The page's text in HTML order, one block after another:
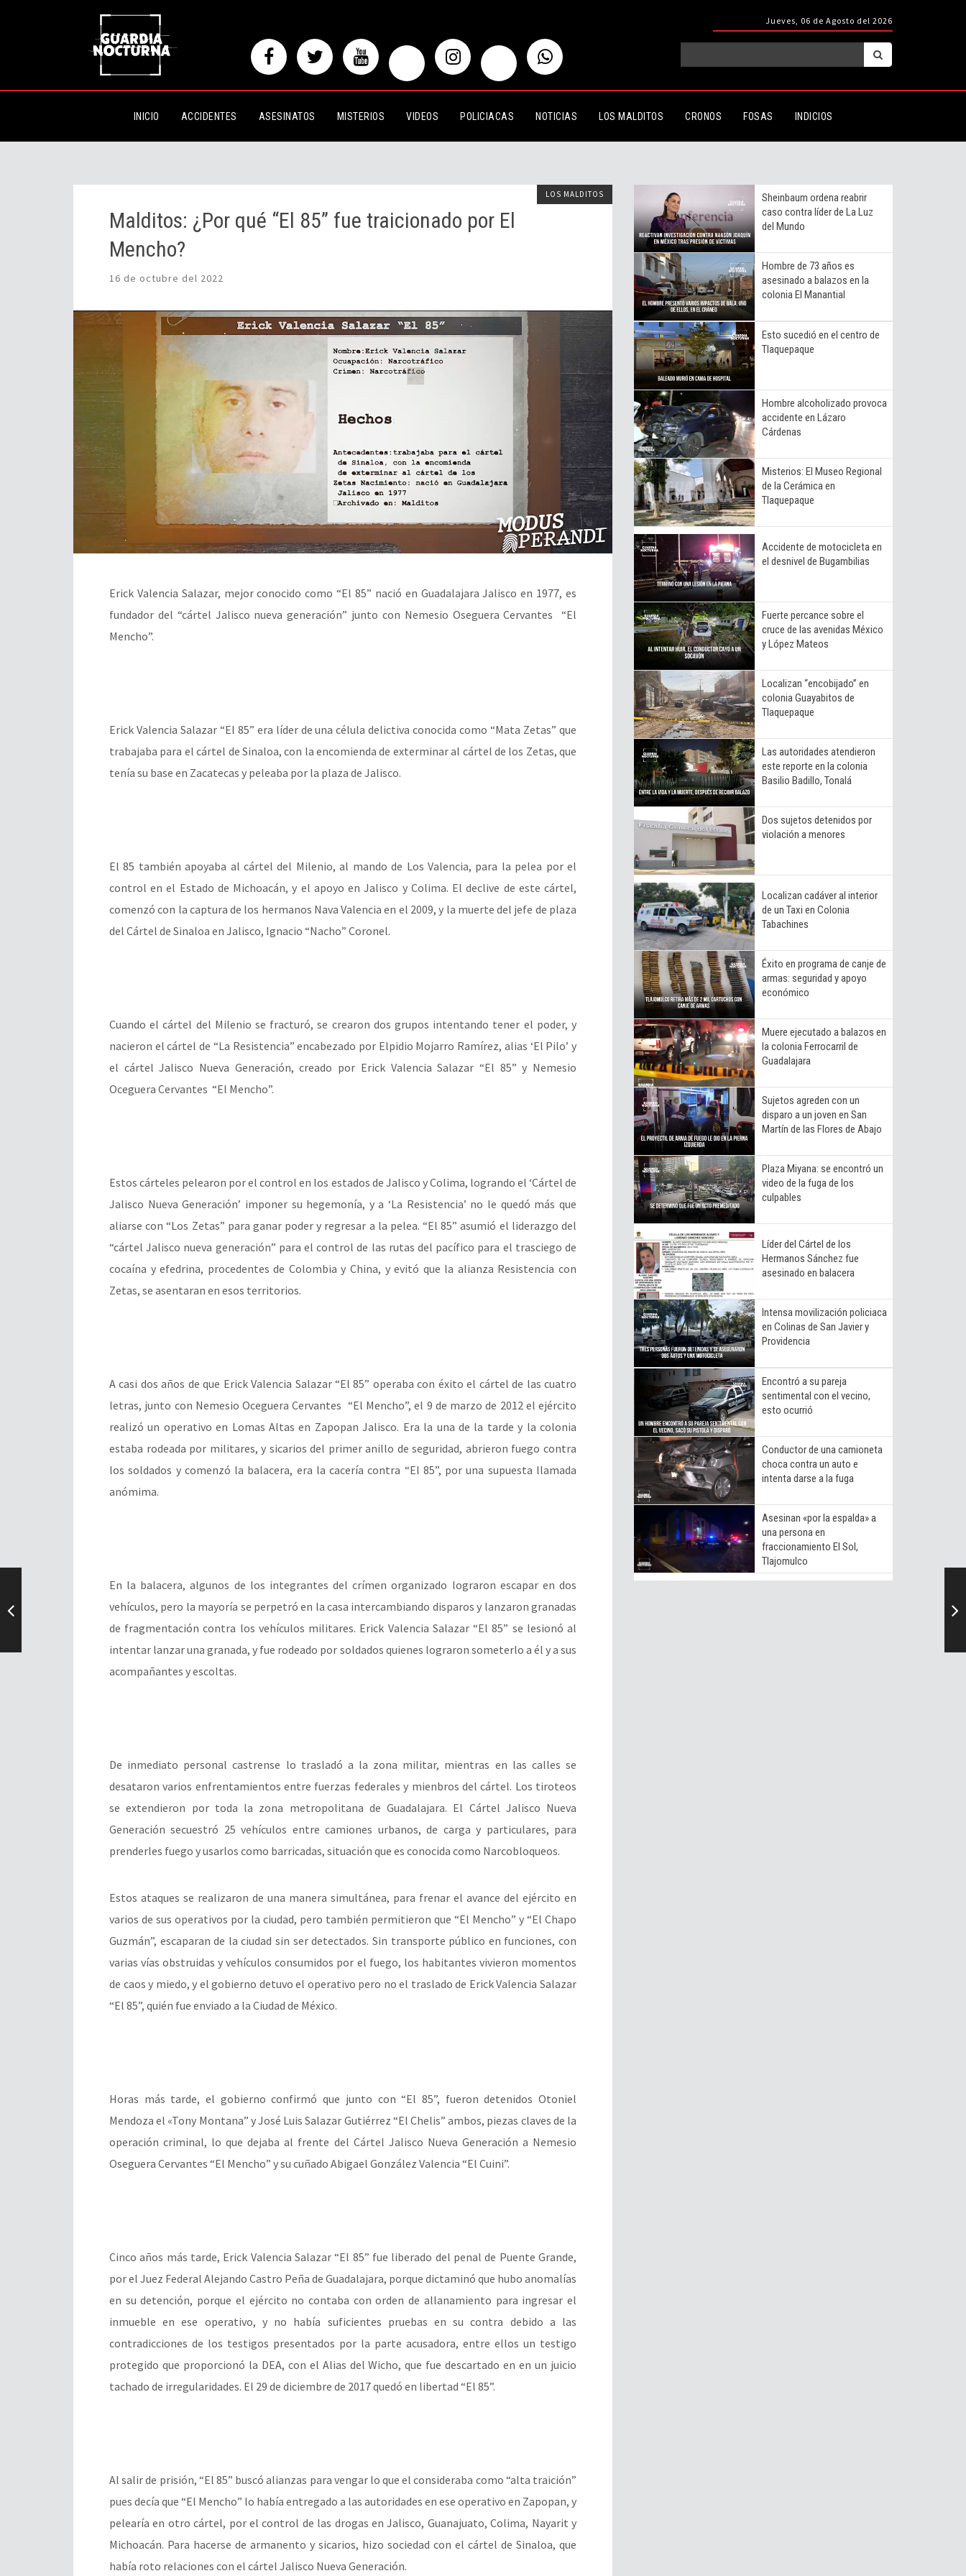
Jueves, 06 de Agosto del 2026
INICIO ACCIDENTES ASESINATOS MISTERIOS VIDEOS POLICIACAS NOTICIAS LOS MALDITOS CRONOS FOSAS INDICIOS
Malditos: ¿Por qué “El 85” fue traicionado por El Mencho?
LOS MALDITOS
Malditos: ¿Por qué “El 85” fue traicionado por El
Mencho?
16 de octubre del 2022
Erick Valencia Salazar, mejor conocido como “El 85” nació en Guadalajara Jalisco en 1977, es
fundador del “cártel Jalisco nueva generación” junto con Nemesio Oseguera Cervantes “El
Mencho”.
Erick Valencia Salazar “El 85” era líder de una célula delictiva conocida como “Mata Zetas” que
trabajaba para el cártel de Sinaloa, con la encomienda de exterminar al cártel de los Zetas, que
tenía su base en Zacatecas y peleaba por la plaza de Jalisco.
El 85 también apoyaba al cártel del Milenio, al mando de Los Valencia, para la pelea por el
control en el Estado de Michoacán, y el apoyo en Jalisco y Colima. El declive de este cártel,
comenzó con la captura de los hermanos Nava Valencia en el 2009, y la muerte del jefe de plaza
del Cártel de Sinaloa en Jalisco, Ignacio “Nacho” Coronel.
Cuando el cártel del Milenio se fracturó, se crearon dos grupos intentando tener el poder, y
nacieron el cártel de “La Resistencia” encabezado por Elpidio Mojarro Ramírez, alias ‘El Pilo’ y
el cártel Jalisco Nueva Generación, creado por Erick Valencia Salazar “El 85” y Nemesio
Oceguera Cervantes “El Mencho”.
Estos cárteles pelearon por el control en los estados de Jalisco y Colima, logrando el ‘Cártel de
Jalisco Nueva Generación’ imponer su hegemonía, y a ‘La Resistencia’ no le quedó más que
aliarse con “Los Zetas” para ganar poder y regresar a la pelea. “El 85” asumió el liderazgo del
“cártel Jalisco nueva generación” para el control de las rutas del pacífico para el trasciego de
cocaína y efedrina, procedentes de Colombia y China, y evitó que la alianza Resistencia con
Zetas, se asentaran en esos territorios.
A casi dos años de que Erick Valencia Salazar “El 85” operaba con éxito el cártel de las cuatro
letras, junto con Nemesio Oceguera Cervantes “El Mencho”, el 9 de marzo de 2012 el ejército
realizó un operativo en Lomas Altas en Zapopan Jalisco. Era la una de la tarde y la colonia
estaba rodeada por militares, y sicarios del primer anillo de seguridad, abrieron fuego contra
los soldados y comenzó la balacera, era la cacería contra “El 85”, por una supuesta llamada
anómima.
En la balacera, algunos de los integrantes del crímen organizado lograron escapar en dos
vehículos, pero la mayoría se perpetró en la casa intercambiando disparos y lanzaron granadas
de fragmentación contra los vehículos militares. Erick Valencia Salazar “El 85” se lesionó al
intentar lanzar una granada, y fue rodeado por soldados quienes lograron someterlo a él y a sus
acompañantes y escoltas.
De inmediato personal castrense lo trasladó a la zona militar, mientras en las calles se
desataron varios enfrentamientos entre fuerzas federales y mienbros del cártel. Los tiroteos
se extendieron por toda la zona metropolitana de Guadalajara. El Cártel Jalisco Nueva
Generación secuestró 25 vehículos entre camiones urbanos, de carga y particulares, para
prenderles fuego y usarlos como barricadas, situación que es conocida como Narcobloqueos.
Estos ataques se realizaron de una manera simultánea, para frenar el avance del ejército en
varios de sus operativos por la ciudad, pero también permitieron que “El Mencho” y “El Chapo
Guzmán”, escaparan de la ciudad sin ser detectados. Sin transporte público en funciones, con
varias vías obstruidas y vehículos consumidos por el fuego, los habitantes vivieron momentos
de caos y miedo, y el gobierno detuvo el operativo pero no el traslado de Erick Valencia Salazar
“El 85”, quién fue enviado a la Ciudad de México.
Horas más tarde, el gobierno confirmó que junto con “El 85”, fueron detenidos Otoniel
Mendoza el «Tony Montana” y José Luis Salazar Gutiérrez “El Chelis” ambos, piezas claves de la
operación criminal, lo que dejaba al frente del Cártel Jalisco Nueva Generación a Nemesio
Oseguera Cervantes “El Mencho” y su cuñado Abigael González Valencia “El Cuini”.
Cinco años más tarde, Erick Valencia Salazar “El 85” fue liberado del penal de Puente Grande,
por el Juez Federal Alejando Castro Peña de Guadalajara, porque dictaminó que hubo anomalías
en su detención, porque el ejército no contaba con orden de allanamiento para ingresar el
inmueble en ese operativo, y no había suficientes pruebas en su contra debido a las
contradicciones de los testigos presentados por la parte acusadora, entre ellos un testigo
protegido que proporcionó la DEA, con el Alias del Wicho, que fue descartado en en un juicio
tachado de irregularidades. El 29 de diciembre de 2017 quedó en libertad “El 85”.
Al salir de prisión, “El 85” buscó alianzas para vengar lo que el consideraba como “alta traición”
pues decía que “El Mencho” lo había entregado a las autoridades en ese operativo en Zapopan, y
pelearía en otro cártel, por el control de las drogas en Jalisco, Guanajuato, Colima, Nayarit y
Michoacán. Para hacerse de armanento y sicarios, hizo sociedad con el cártel de Sinaloa, que
había roto relaciones con el cártel Jalisco Nueva Generación.
Sheinbaum ordena reabrir
caso contra líder de La Luz
del Mundo
Hombre de 73 años es
asesinado a balazos en la
colonia El Manantial
Esto sucedió en el centro de
Tlaquepaque
Hombre alcoholizado provoca
accidente en Lázaro
Cárdenas
Misterios: El Museo Regional
de la Cerámica en
Tlaquepaque
Accidente de motocicleta en
el desnivel de Bugambilias
Fuerte percance sobre el
cruce de las avenidas México
y López Mateos
Localizan “encobijado” en
colonia Guayabitos de
Tlaquepaque
Las autoridades atendieron
este reporte en la colonia
Basilio Badillo, Tonalá
Dos sujetos detenidos por
violación a menores
Localizan cadáver al interior
de un Taxi en Colonia
Tabachines
Éxito en programa de canje de
armas: seguridad y apoyo
económico
Muere ejecutado a balazos en
la colonia Ferrocarril de
Guadalajara
Sujetos agreden con un
disparo a un joven en San
Martín de las Flores de Abajo
Plaza Miyana: se encontró un
video de la fuga de los
culpables
Líder del Cártel de los
Hermanos Sánchez fue
asesinado en balacera
Intensa movilización policiaca
en Colinas de San Javier y
Providencia
Encontró a su pareja
sentimental con el vecino,
esto ocurrió
Conductor de una camioneta
choca contra un auto e
intenta darse a la fuga
Asesinan «por la espalda» a
una persona en
fraccionamiento El Sol,
Tlajomulco